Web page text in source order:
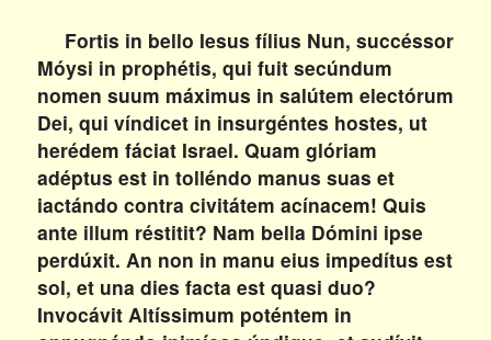
Fortis in bello Iesus fílius Nun, succéssor
Móysi in prophétis, qui fuit secúndum
nomen suum máximus in salútem electórum
Dei, qui víndicet in insurgéntes hostes, ut
herédem fáciat Israel. Quam glóriam
adéptus est in tolléndo manus suas et
iactándo contra civitátem acínacem! Quis
ante illum réstitit? Nam bella Dómini ipse
perdúxit. An non in manu eius impedítus est
sol, et una dies facta est quasi duo?
Invocávit Altíssimum poténtem in